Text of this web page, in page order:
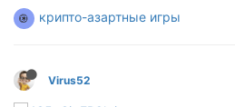
крипто-азартные игры
Virus52